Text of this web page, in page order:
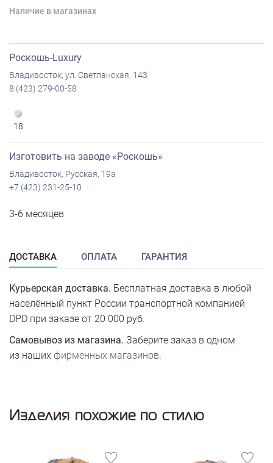
Наличие в магазинах
Роскошь-Luxury
Владивосток, ул. Светланская, 143
8 (423) 279-00-58
18
Изготовить на заводе «Роскошь»
Владивосток, Русская, 19а
+7 (423) 231-25-10
3-6 месяцев
ДОСТАВКА ОПЛАТА ГАРАНТИЯ
Курьерская доставка. Бесплатная доставка в любой
населённый пункт России транспортной компанией
DPD при заказе от 20 000 руб.
Самовывоз из магазина. Заберите заказ в одном
из наших фирменных магазинов.
Изделия похожие по стилю